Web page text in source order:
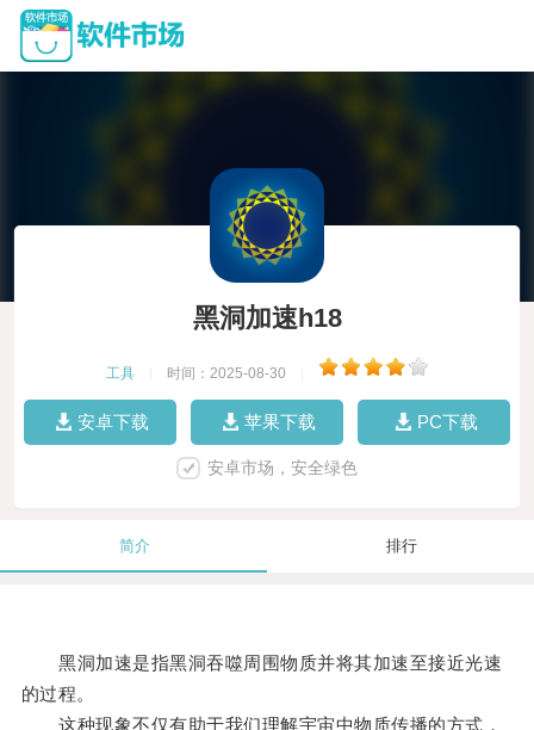
黑洞加速h18
工具 时间：2025-08-30
安卓下载 苹果下载 PC下载
安卓市场，安全绿色
简介 排行
黑洞加速是指黑洞吞噬周围物质并将其加速至接近光速
的过程。
这种现象不仅有助于我们理解宇宙中物质传播的方式，